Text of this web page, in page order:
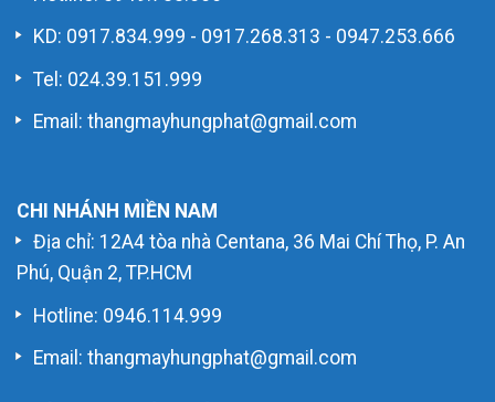
KD: 0917.834.999 - 0917.268.313 - 0947.253.666
Tel: 024.39.151.999
Email: thangmayhungphat@gmail.com
CHI NHÁNH MIỀN NAM
Địa chỉ: 12A4 tòa nhà Centana, 36 Mai Chí Thọ, P. An
Phú, Quận 2, TP.HCM
Hotline: 0946.114.999
Email: thangmayhungphat@gmail.com